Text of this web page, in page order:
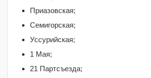
Приазовская;
Семигорская;
Уссурийская;
1 Мая;
21 Партсъезда;